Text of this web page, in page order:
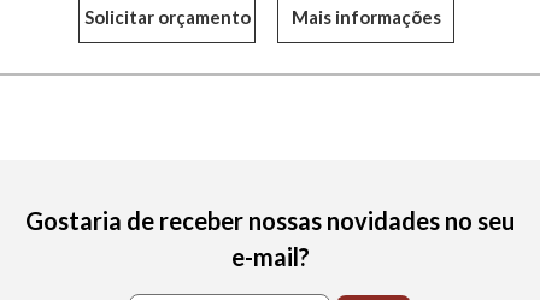
Mais informações
Gostaria de receber nossas novidades no seu
e-mail?